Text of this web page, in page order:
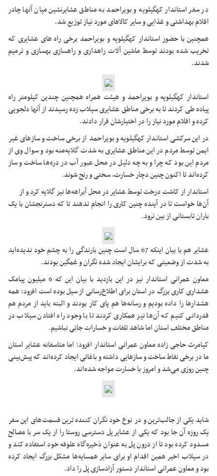
در سفر استاندار کهگیلویه و بویراحمد به مناطق عشایرنشین میان آنها چادر
اقلام بهداشتی و غذایی و سایر کالاهای مورد نیاز توزیع شد.
همچنین با حضور استاندار کهگیلویه و بویراحمد برخی راه های عشایری که
تخریب شده بودند توسط ماشین آلات راهداری و راهسازی بهسازی و ترمیم
شدند.
استاندار کهگیلویه و بویراحمد و هیئت همراه همچنین چندین کیلومتر راه
پیاده طی کردند تا به برخی مناطق عشایری سیلاب زده رسیدند از آنها دلجویی
کرده و اقلام مورد نیاز را در اختیارشان قرار دادند.
در این سرکشی استاندار کهگیلویه و بویراحمد از برخی ساخت و سازهای غیر
ایمن توسط مردم در این مناطق عشایری به شدت گلایه‌منه بود و سوال وی از
مردم این بود که چرا و به چه دلیل در محل عبور آب در دره‌ها ساخت و ساز
کرده‌اند تا اکنون چنین دچار خسارت، سختی و رنج شوند.
استاندار از کاشت درخت توسط عشایر در محل آبراهه‌‌ها نیز گلایه کرد و از
آن‌ها خواست تا در آینده چنین کاری را انجام ندهند تا که دسترنجشان با یک
باران تابستانی از بین نرود.
عشایر هم با بیان اینکه 67 سال است چنین بارندگی را به چشم خود ندیده‌اید
به شدت از وضعیتی که برایشان ایجاد شده نگران و غمگین بودند.
معاون عمرانی استاندار نیز در این بازدید با بیان این که 6 میلیون پیامک
هشداری کاری بزرگ در استان برای اطلاع‌رسانی از سیل بوده است افزود: همه
هشدارها را داده بودیم و رسانه‌ها هم پای کار بودند و البته باید از مردم هم
قدردانی کنیم که آن‌ها نیز همکاری کردند تا با وجود راه افتادن سیلاب در
مناطق مختلف استان اما شاهد تلفات و خسارات جانی نباشیم.
کیامرث حاجی زاده معاون عمرانی استاندار افزود: اما متاسفانه عشایر استان
ما در برخی نقاط ساخت و سازهایی داشته و باغاتی ایجاد کرده‌اند که پیش‌بینی
چنین روزی می‌شد و امروز با خسارت مواجه شده‌‌اند.
شاید یکی از جالب‌ترین و در نوع خود نگران کننده ترین قسمت‌های این سفر
یک روزه آن جا بود که یکی از عشایر پل دسترسی روستا را از یک سر با مصالح
مسدود کرده بود تا از درون پل به عنوان ذخیره‌گاه علوفه خود استفاده کند و
در سیلاب اخیر همین اقدام او برای سایر همسایه‌ها مشکل بزرگ ایجاد کرده
بود و معاون عمرانی استاندار دستور آزادسازی پل را داد.